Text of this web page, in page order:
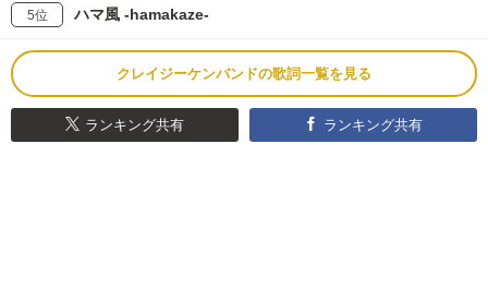
5位 ハマ風 -hamakaze-
クレイジーケンバンドの歌詞一覧を見る
ランキング共有 ランキング共有